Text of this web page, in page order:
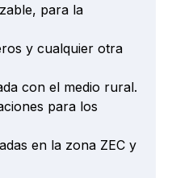
para la
y cualquier otra
con el medio rural.
para los
en la zona ZEC y